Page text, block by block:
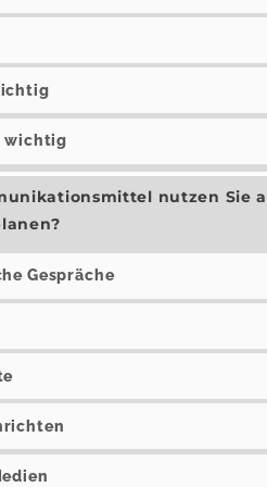
wichtig
nutzen Sie
Gespräche